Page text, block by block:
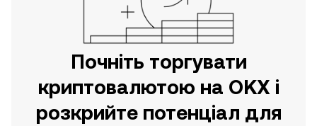
Почніть торгувати
криптовалютою на OKX і
розкрийте потенціал для